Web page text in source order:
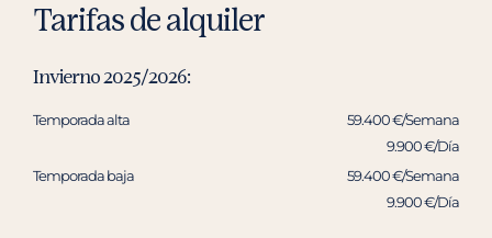
Tarifas de alquiler
Invierno 2025/2026:
Temporada alta
59.400 €/Semana
9.900 €/Día
Temporada baja
59.400 €/Semana
9.900 €/Día